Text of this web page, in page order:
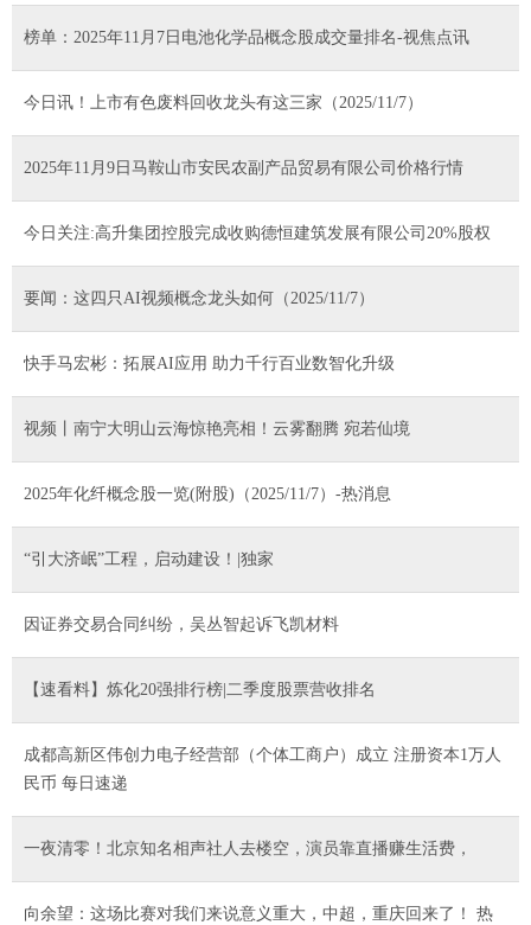
榜单：2025年11月7日电池化学品概念股成交量排名-视焦点讯
今日讯！上市有色废料回收龙头有这三家（2025/11/7）
2025年11月9日马鞍山市安民农副产品贸易有限公司价格行情
今日关注:高升集团控股完成收购德恒建筑发展有限公司20%股权
要闻：这四只AI视频概念龙头如何（2025/11/7）
快手马宏彬：拓展AI应用 助力千行百业数智化升级
视频丨南宁大明山云海惊艳亮相！云雾翻腾 宛若仙境
2025年化纤概念股一览(附股)（2025/11/7）-热消息
“引大济岷”工程，启动建设！|独家
因证券交易合同纠纷，吴丛智起诉飞凯材料
【速看料】炼化20强排行榜|二季度股票营收排名
成都高新区伟创力电子经营部（个体工商户）成立 注册资本1万人
民币 每日速递
一夜清零！北京知名相声社人去楼空，演员靠直播赚生活费，
向余望：这场比赛对我们来说意义重大，中超，重庆回来了！ 热